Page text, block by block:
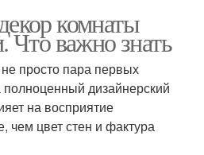
комнаты
Что важно знать
просто пара первых
дизайнерский
на восприятие
чем цвет стен и фактура